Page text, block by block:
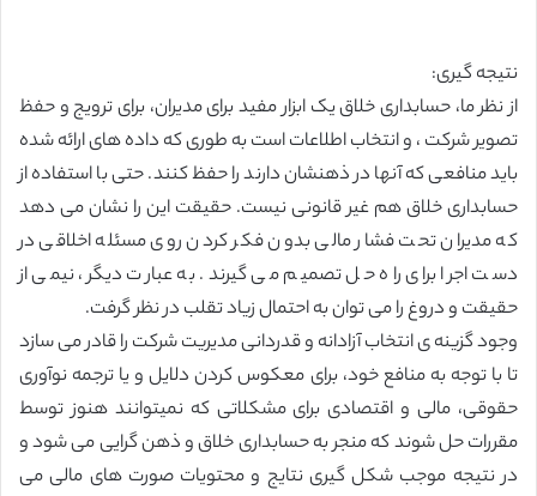
نتیجه گیری:
از نظر ما، حسابداری خلاق یک ابزار مفید برای مدیران، برای ترویج و حفظ
تصویر شرکت ، و انتخاب اطلاعات است به طوری که داده های ارائه شده
باید منافعی که آنها در ذهنشان دارند را حفظ کنند. حتی با استفاده از
حسابداری خلاق هم غیر قانونی نیست. حقیقت این را نشان می دهد
که مدیران تحت فشار مالی بدون فکر کردن روی مسئله اخلاقی در
دست اجرا برای راه حل تصمیم می گیرند. به عبارت دیگر، نیمی از
حقیقت و دروغ را می توان به احتمال زیاد تقلب در نظر گرفت.
وجود گزینه ی انتخاب آزادانه و قدردانی مدیریت شرکت را قادر می سازد
تا با توجه به منافع خود، برای معکوس کردن دلایل و یا ترجمه نوآوری
حقوقی، مالی و اقتصادی برای مشکلاتی که نمیتوانند هنوز توسط
مقررات حل شوند که منجر به حسابداری خلاق و ذهن گرایی می شود و
در نتیجه موجب شکل گیری نتایج و محتویات صورت های مالی می